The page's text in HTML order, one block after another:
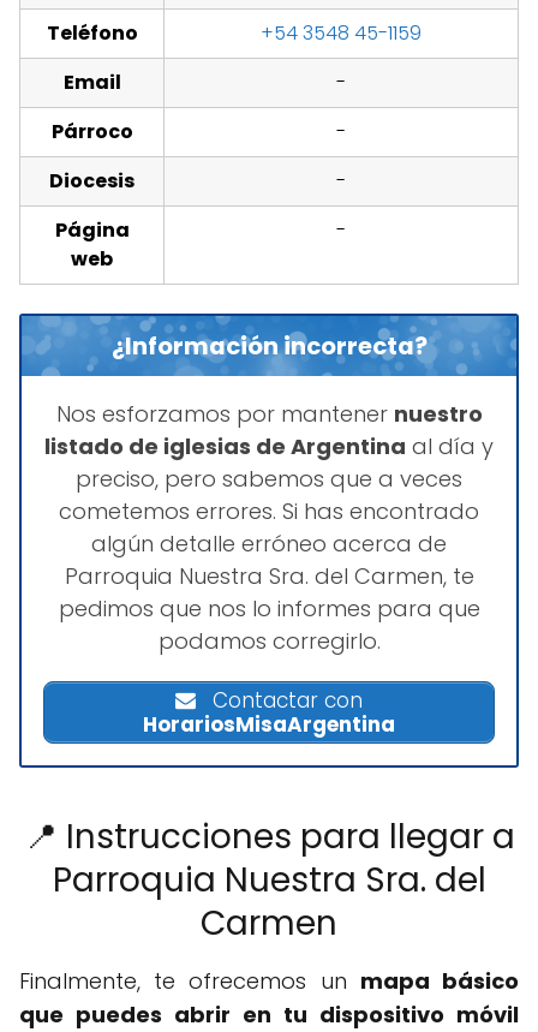
Teléfono
+54 3548 45-1159
Email
-
Párroco
-
Diocesis
-
Página
web
-
¿Información incorrecta?
Nos esforzamos por mantener nuestro
listado de iglesias de Argentina al día y
preciso, pero sabemos que a veces
cometemos errores. Si has encontrado
algún detalle erróneo acerca de
Parroquia Nuestra Sra. del Carmen, te
pedimos que nos lo informes para que
podamos corregirlo.
Contactar con
HorariosMisaArgentina
📍 Instrucciones para llegar a
Parroquia Nuestra Sra. del
Carmen
Finalmente, te ofrecemos un mapa básico
que puedes abrir en tu dispositivo móvil